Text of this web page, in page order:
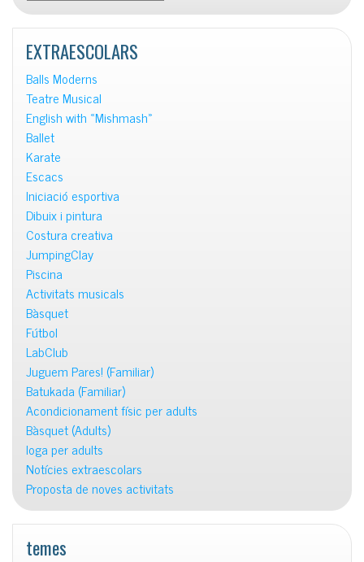
notícies
EXTRAESCOLARS
Balls Moderns
Teatre Musical
English with «Mishmash»
Ballet
Karate
Escacs
Iniciació esportiva
Dibuix i pintura
Costura creativa
JumpingClay
Piscina
Activitats musicals
Bàsquet
Fútbol
LabClub
Juguem Pares! (Familiar)
Batukada (Familiar)
Acondicionament físic per adults
Bàsquet (Adults)
Ioga per adults
Notícies extraescolars
Proposta de noves activitats
temes